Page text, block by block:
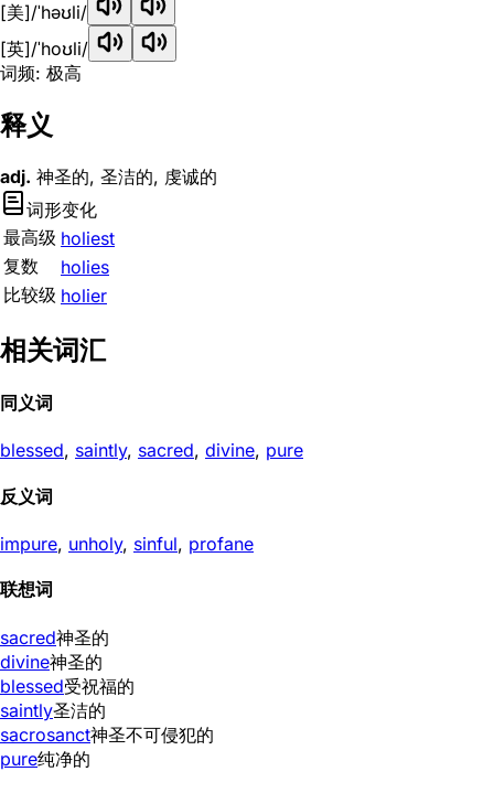
[美]/ˈhəʊli/
[英]/ˈhoʊli/
词频: 极高
释义
adj. 神圣的, 圣洁的, 虔诚的
词形变化
最高级 holiest
复数
holies
比较级 holier
相关词汇
同义词
blessed, saintly, sacred, divine, pure
反义词
impure, unholy, sinful, profane
联想词
sacred神圣的
divine神圣的
blessed受祝福的
saintly圣洁的
sacrosanct神圣不可侵犯的
pure纯净的